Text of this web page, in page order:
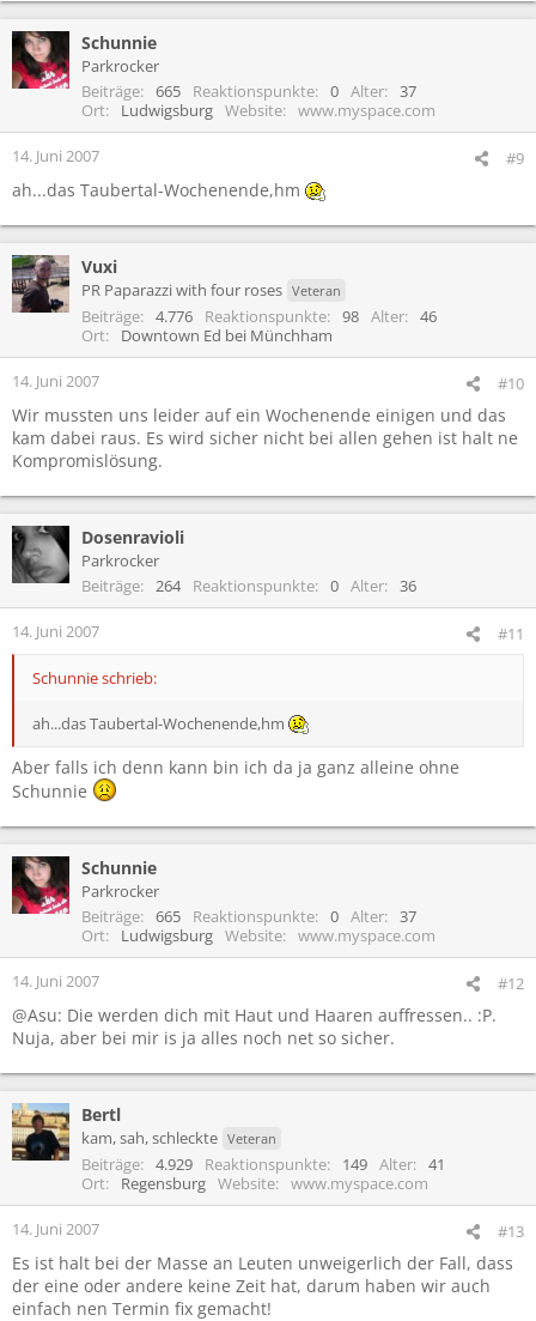
Schunnie
Parkrocker
Beiträge
665 Reaktionspunkte 0 Alter
37
Ort
Ludwigsburg Website www.myspace.com
14. Juni 2007 #9
ah...das Taubertal-Wochenende,hm
Vuxi
PR Paparazzi with four roses Veteran
Beiträge 4.776 Reaktionspunkte 98 Alter
46
Ort
Downtown Ed bei Münchham
14. Juni 2007 #10
Wir mussten uns leider auf ein Wochenende einigen und das
kam dabei raus. Es wird sicher nicht bei allen gehen ist halt ne
Kompromislösung.
Dosenravioli
Parkrocker
Beiträge
264 Reaktionspunkte 0 Alter 36
14. Juni 2007 #11
Schunnie schrieb:
ah...das Taubertal-Wochenende,hm
Aber falls ich denn kann bin ich da ja ganz alleine ohne
Schunnie
Schunnie
Parkrocker
Beiträge
665 Reaktionspunkte 0 Alter
37
Ort
Ludwigsburg Website www.myspace.com
14. Juni 2007 #12
@Asu: Die werden dich mit Haut und Haaren auffressen.. :P.
Nuja, aber bei mir is ja alles noch net so sicher.
Bertl
kam, sah, schleckte Veteran
Beiträge 4.929 Reaktionspunkte 149 Alter
41
Ort
Regensburg Website www.myspace.com
14. Juni 2007 #13
Es ist halt bei der Masse an Leuten unweigerlich der Fall, dass
der eine oder andere keine Zeit hat, darum haben wir auch
einfach nen Termin fix gemacht!